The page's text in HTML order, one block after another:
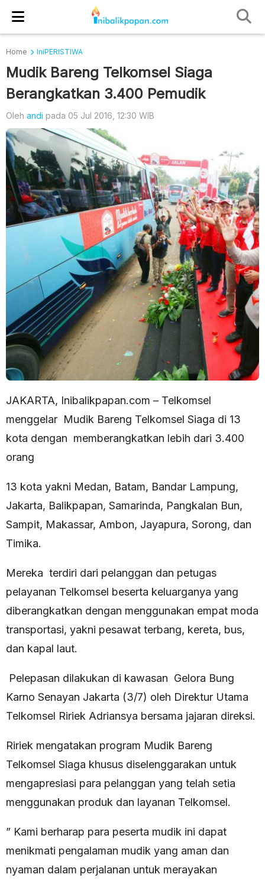
Home IniPERISTIWA
Mudik Bareng Telkomsel Siaga
Berangkatkan 3.400 Pemudik
Oleh andi pada 05 Jul 2016, 12:30 WIB
JAKARTA, Inibalikpapan.com – Telkomsel
menggelar Mudik Bareng Telkomsel Siaga di 13
kota dengan memberangkatkan lebih dari 3.400
orang
13 kota yakni Medan, Batam, Bandar Lampung,
Jakarta, Balikpapan, Samarinda, Pangkalan Bun,
Sampit, Makassar, Ambon, Jayapura, Sorong, dan
Timika.
Mereka terdiri dari pelanggan dan petugas
pelayanan Telkomsel beserta keluarganya yang
diberangkatkan dengan menggunakan empat moda
transportasi, yakni pesawat terbang, kereta, bus,
dan kapal laut.
Pelepasan dilakukan di kawasan Gelora Bung
Karno Senayan Jakarta (3/7) oleh Direktur Utama
Telkomsel Ririek Adriansya bersama jajaran direksi.
Ririek mengatakan program Mudik Bareng
Telkomsel Siaga khusus diselenggarakan untuk
mengapresiasi para pelanggan yang telah setia
menggunakan produk dan layanan Telkomsel.
” Kami berharap para peserta mudik ini dapat
menikmati pengalaman mudik yang aman dan
nyaman dalam perjalanan untuk merayakan